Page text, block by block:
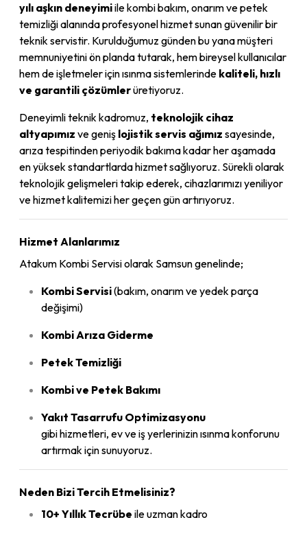
yılı aşkın deneyimiile kombi bakım, onarım ve petek
temizliği alanında profesyonel hizmet sunan güvenilir bir
teknik servistir. Kurulduğumuz günden bu yana müşteri
memnuniyetini ön planda tutarak, hem bireysel kullanıcılar
hem de işletmeler için ısınma sistemlerinde kaliteli, hızlı
ve garantili çözümlerüretiyoruz.
Deneyimli teknik kadromuz, teknolojik cihaz
altyapımız ve geniş lojistik servis ağımız sayesinde,
arıza tespitinden periyodik bakıma kadar her aşamada
en yüksek standartlarda hizmet sağlıyoruz. Sürekli olarak
teknolojik gelişmeleri takip ederek, cihazlarımızı yeniliyor
ve hizmet kalitemizi her geçen gün artırıyoruz.
Hizmet Alanlarımız
Atakum Kombi Servisi olarak Samsun genelinde;
Kombi Servisi(bakım, onarım ve yedek parça
değişimi)
Kombi Arıza Giderme
Petek Temizliği
Kombi ve Petek Bakımı
Yakıt Tasarrufu Optimizasyonu
gibi hizmetleri, ev ve iş yerlerinizin ısınma konforunu
artırmak için sunuyoruz.
Neden Bizi Tercih Etmelisiniz?
10+ Yıllık Tecrübe ile uzman kadro